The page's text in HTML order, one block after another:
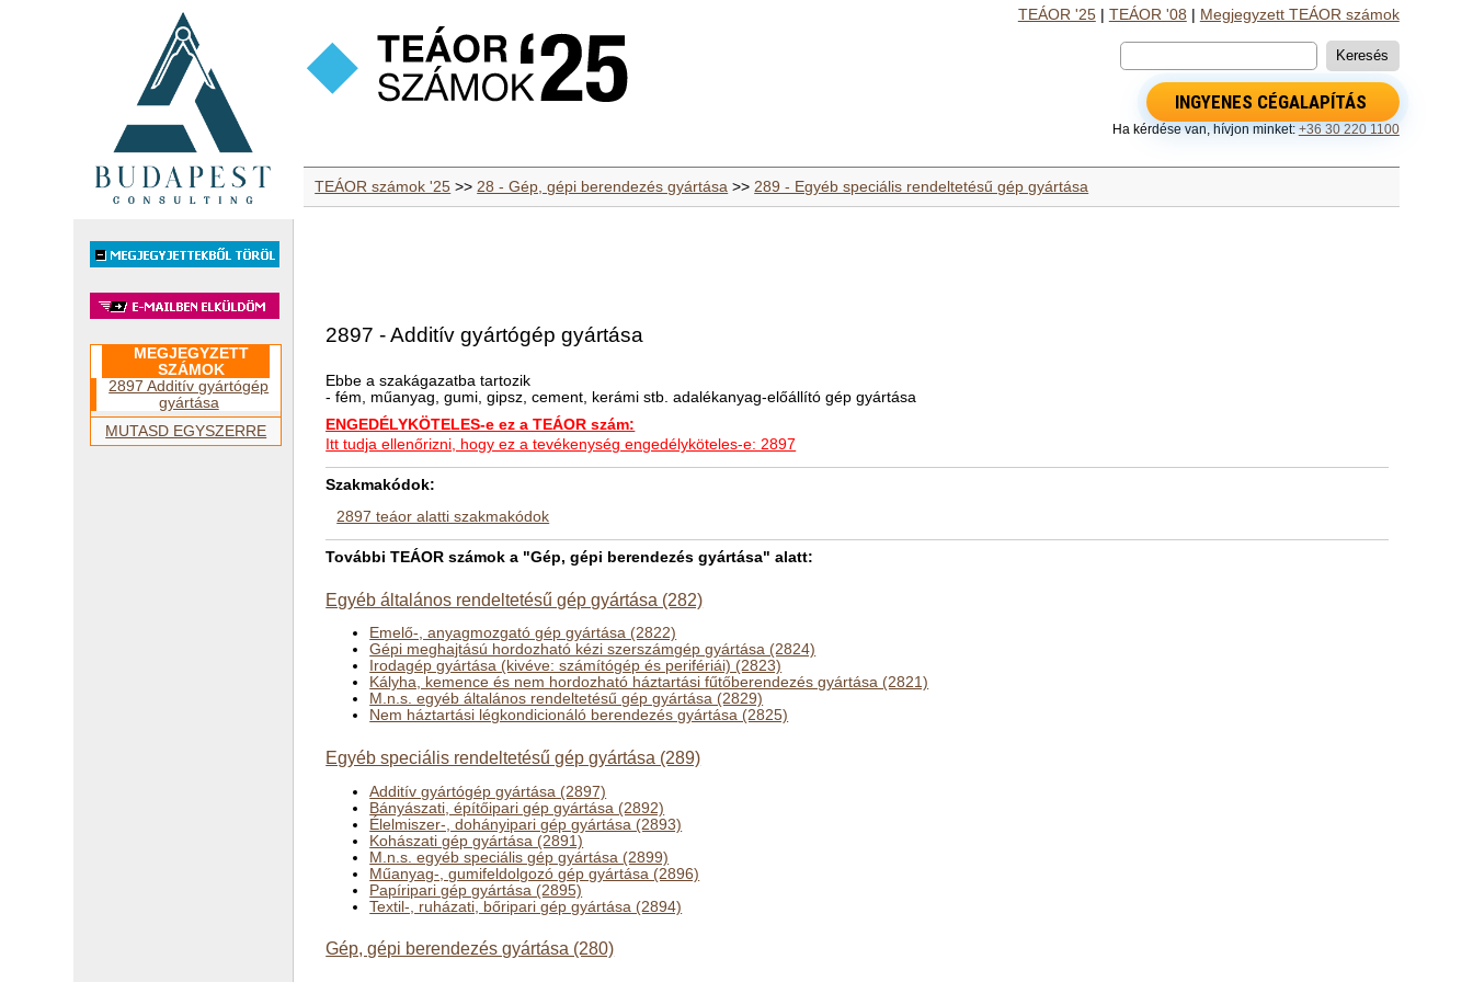
TEÁOR '25| TEÁOR '08 Megjegyzett TEÁOR számok
INGYENES CÉGALAPÍTÁS
Ha kérdése van, hívjon minket: +36 30 220 1100
TEÁOR számok '25 >>28 - Gép, gépi berendezés gyártása >>289 - Egyéb speciális rendeltetésű gép gyártása
MEGJEGYZETT
SZÁMOK
2897 Additív gyártógép
gyártása
MUTASD EGYSZERRE
2897 - Additív gyártógép gyártása
Ebbe a szakágazatba tartozik
- fém, műanyag, gumi, gipsz, cement, kerámi stb. adalékanyag-előállító gép gyártása
ENGEDÉLYKÖTELES-e ez a TEÁOR szám:
Itt tudja ellenőrizni, hogy ez a tevékenység engedélyköteles-e: 2897
Szakmakódok:
2897 teáor alatti szakmakódok
További TEÁOR számok a "Gép, gépi berendezés gyártása" alatt:
Egyéb általános rendeltetésű gép gyártása (282)
Emelő-, anyagmozgató gép gyártása (2822)
Gépi meghajtású hordozható kézi szerszámgép gyártása (2824)
Irodagép gyártása (kivéve: számítógép és perifériái) (2823)
Kályha, kemence és nem hordozható háztartási fűtőberendezés gyártása (2821)
M.n.s. egyéb általános rendeltetésű gép gyártása (2829)
Nem háztartási légkondicionáló berendezés gyártása (2825)
Egyéb speciális rendeltetésű gép gyártása (289)
Additív gyártógép gyártása (2897)
Bányászati, építőipari gép gyártása (2892)
Élelmiszer-, dohányipari gép gyártása (2893)
Kohászati gép gyártása (2891)
M.n.s. egyéb speciális gép gyártása (2899)
Műanyag-, gumifeldolgozó gép gyártása (2896)
Papíripari gép gyártása (2895)
Textil-, ruházati, bőripari gép gyártása (2894)
Gép, gépi berendezés gyártása (280)